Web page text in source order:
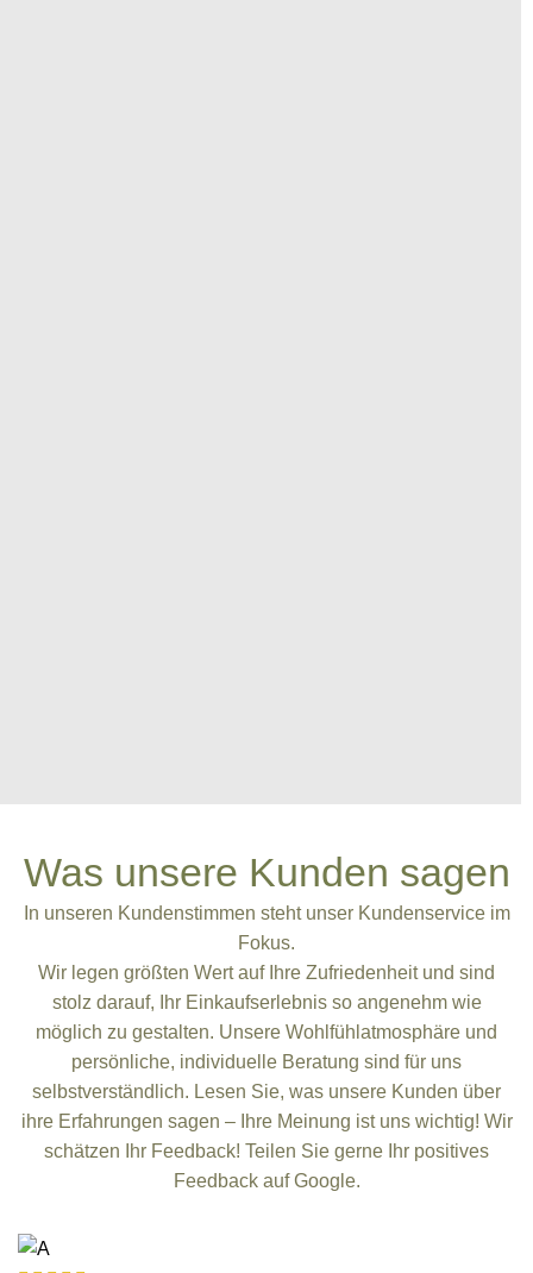
Was unsere Kunden sagen
In unseren Kundenstimmen steht unser Kundenservice im
Fokus.
Wir legen größten Wert auf Ihre Zufriedenheit und sind
stolz darauf, Ihr Einkaufserlebnis so angenehm wie
möglich zu gestalten. Unsere Wohlfühlatmosphäre und
persönliche, individuelle Beratung sind für uns
selbstverständlich. Lesen Sie, was unsere Kunden über
ihre Erfahrungen sagen – Ihre Meinung ist uns wichtig! Wir
schätzen Ihr Feedback! Teilen Sie gerne Ihr positives
Feedback auf Google.